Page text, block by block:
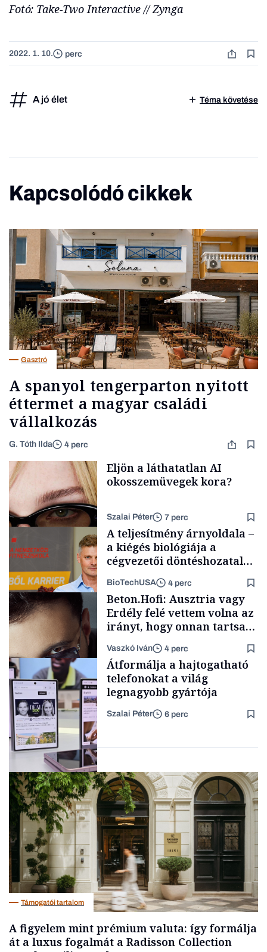
Fotó: Take-Two Interactive // Zynga
2022. 1. 10. perc
A jó élet Téma követése
Kapcsolódó cikkek
Gasztró
A spanyol tengerparton nyitott
éttermet a magyar családi
vállalkozás
G. Tóth Ilda 4 perc
AI
Eljön a láthatatlan AI
okosszemüvegek kora?
Szalai Péter 7 perc
Content Lab HUB
A teljesítmény árnyoldala –
a kiégés biológiája a
cégvezetői döntéshozatal
BioTechUSA 4 perc
Forbes-sztori
Beton.Hofi: Ausztria vagy
Erdély felé vettem volna az
irányt, hogy onnan tartsam
lélegeztetőgépen a magyar
zenét
Vaszkó Iván 4 perc
Big tech
Átformálja a hajtogatható
telefonokat a világ
legnagyobb gyártója
Szalai Péter 6 perc
Támogatói tartalom
A figyelem mint prémium valuta: így formálja
át a luxus fogalmát a Radisson Collection